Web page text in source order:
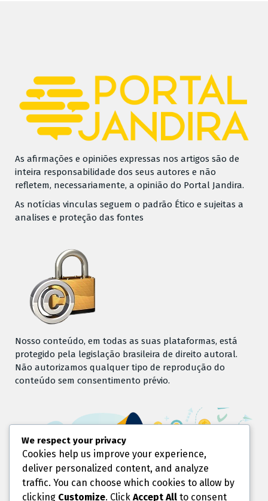
As afirmações e opiniões expressas nos artigos são de
inteira responsabilidade dos seus autores e não
refletem, necessariamente, a opinião do Portal Jandira.
As notícias vinculas seguem o padrão Ético e sujeitas a
analises e proteção das fontes
Nosso conteúdo, em todas as suas plataformas, está
protegido pela legislação brasileira de direito autoral.
Não autorizamos qualquer tipo de reprodução do
conteúdo sem consentimento prévio.
We respect your privacy
Cookies help us improve your experience,
deliver personalized content, and analyze
traffic. You can choose which cookies to allow by
clicking Customize. Click Accept All to consent